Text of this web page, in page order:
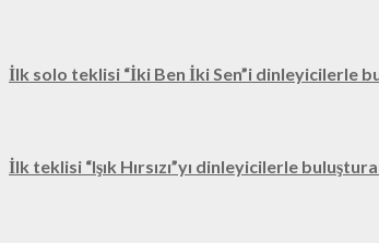
İlk solo teklisi “İki Ben İki Sen”i
İlk teklisi “Işık Hırsızı”yı dinleyicilerle